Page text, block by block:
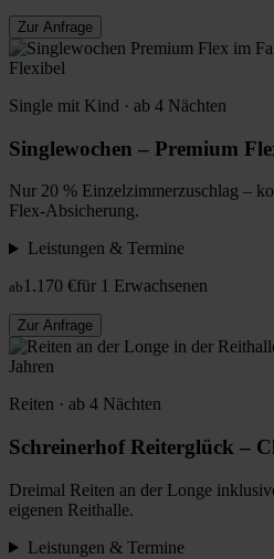
Zur Anfrage
Flexibel
Single mit Kind · ab 4 Nächten
Singlewochen – Premium
Nur 20 % Einzelzimmerzuschlag –
Flex-Absicherung.
Leistungen & Termine
ab 1.170 €für 1 Erwachsenen
Zur Anfrage
Jahren
Reiten · ab 4 Nächten
Schreinerhof Reiterglück –
Dreimal Reiten an der Longe
eigenen Reithalle.
Leistungen & Termine